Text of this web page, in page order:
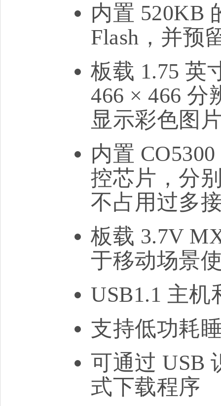
内置 520KB
Flash，并预
板载 1.75 英
466 × 466
显示彩色图
内置
控芯片，分
不占用过多
板载 3.7V
于移动场景
USB1.1 主
支持低功耗
可通过 USB
式下载程序